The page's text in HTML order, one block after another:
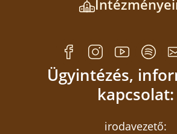
Ügyintézés,
kapcsolat:
irodavezető: